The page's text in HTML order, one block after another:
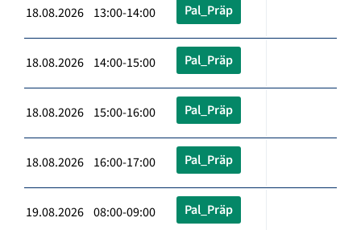
18.08.2026 13:00-14:00 Pal_Präp
18.08.2026 14:00-15:00 Pal_Präp
18.08.2026 15:00-16:00 Pal_Präp
18.08.2026 16:00-17:00 Pal_Präp
19.08.2026 08:00-09:00 Pal_Präp